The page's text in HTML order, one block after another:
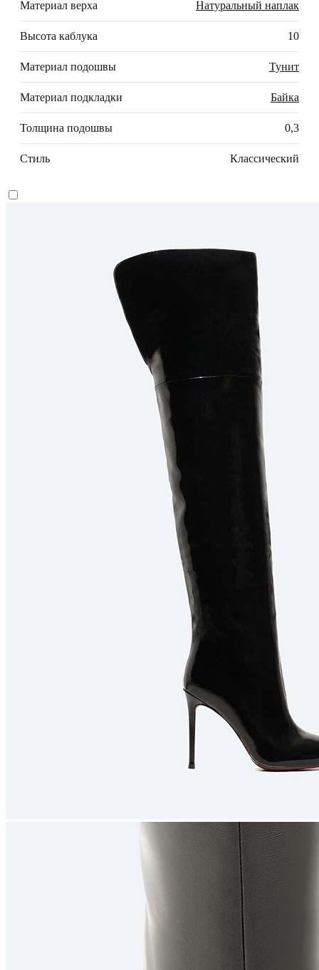
Материал верха Натуральный наплак
Высота каблука 10
Материал подошвы Тунит
Материал подкладки Байка
Толщина подошвы 0,3
Стиль Классический